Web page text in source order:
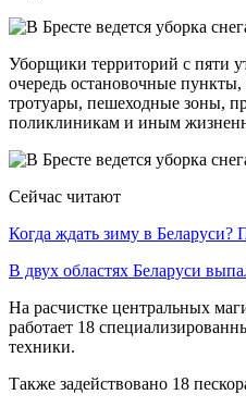
Уборщики территорий с пяти
очередь остановочные
тротуары, пешеходные зоны,
поликлиникам и иным
Сейчас читают
Когда ждать зиму в Беларуси?
В двух областях Беларуси
На расчистке центральных
работает 18
техники.
Также задействовано 18